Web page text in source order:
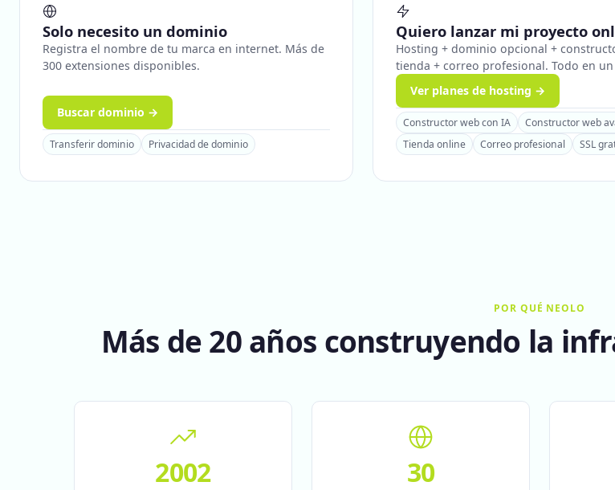
Solo necesito un dominio
Registra el nombre de tu marca en internet. Más de
300 extensiones disponibles.
Buscar dominio →
Transferir dominio Privacidad de dominio
Quiero lanzar mi proyecto
Hosting + dominio opcional +
tienda + correo profesional. Todo en
Ver planes de hosting →
Constructor web con IA
Constructor web
Tienda online
Correo profesional SSL
POR QUÉ NEOLO
Más de 20 años construyendo la
2002 30